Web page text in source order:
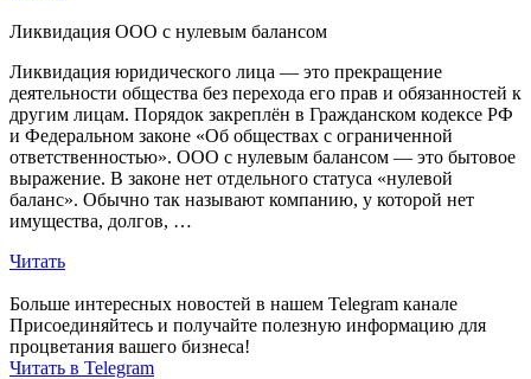
Ликвидация ООО с нулевым балансом
Ликвидация юридического лица — это прекращение
деятельности общества без перехода его прав и обязанностей к
другим лицам. Порядок закреплён в Гражданском кодексе РФ
и Федеральном законе «Об обществах с ограниченной
ответственностью». ООО с нулевым балансом — это бытовое
выражение. В законе нет отдельного статуса «нулевой
баланс». Обычно так называют компанию, у которой нет
имущества, долгов, …
Читать
Больше интересных новостей в нашем Telegram канале
Присоединяйтесь и получайте полезную информацию для
процветания вашего бизнеса!
Читать в Telegram